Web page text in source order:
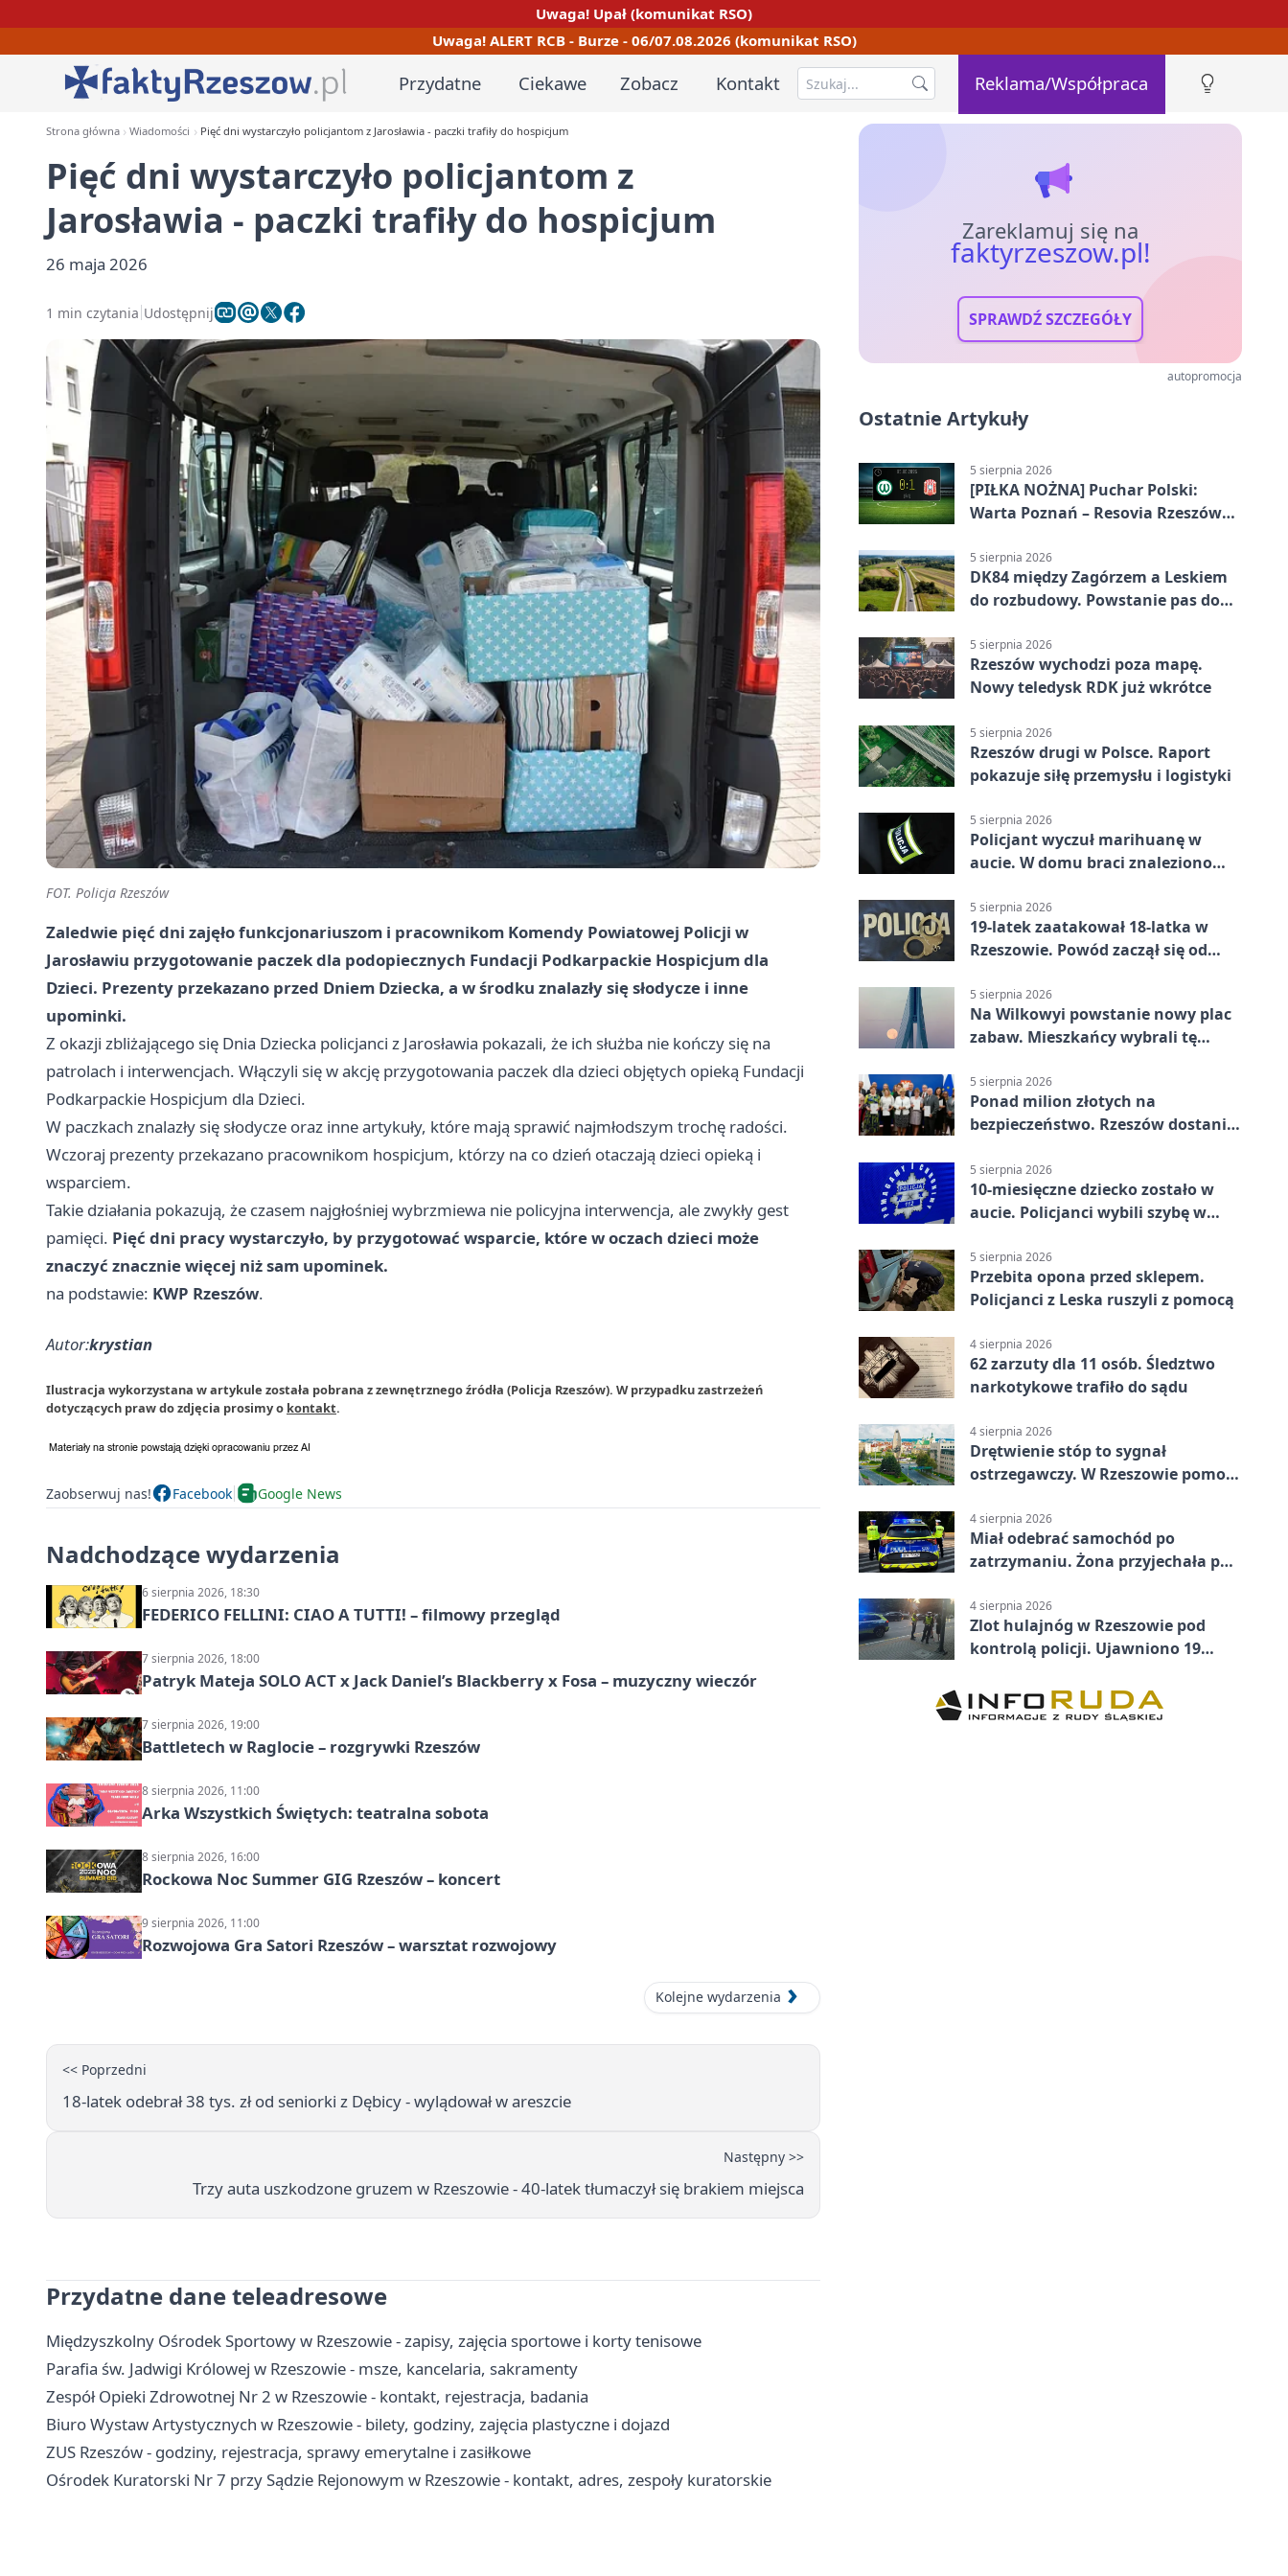
Uwaga! Upał (komunikat RSO)
Uwaga! ALERT RCB - Burze - 06/07.08.2026 (komunikat RSO)
Przydatne Ciekawe Zobacz Kontakt Reklama/Współpraca
Strona główna Wiadomości Pięć dni wystarczyło policjantom z Jarosławia - paczki trafiły do hospicjum
Pięć dni wystarczyło policjantom z
Jarosławia - paczki trafiły do hospicjum
26 maja 2026
1 min czytania Udostępnij
FOT. Policja Rzeszów
Zaledwie pięć dni zajęło funkcjonariuszom i pracownikom Komendy Powiatowej Policji w
Jarosławiu przygotowanie paczek dla podopiecznych Fundacji Podkarpackie Hospicjum dla
Dzieci. Prezenty przekazano przed Dniem Dziecka, a w środku znalazły się słodycze i inne
upominki.
Z okazji zbliżającego się Dnia Dziecka policjanci z Jarosławia pokazali, że ich służba nie kończy się na
patrolach i interwencjach. Włączyli się w akcję przygotowania paczek dla dzieci objętych opieką Fundacji
Podkarpackie Hospicjum dla Dzieci.
W paczkach znalazły się słodycze oraz inne artykuły, które mają sprawić najmłodszym trochę radości.
Wczoraj prezenty przekazano pracownikom hospicjum, którzy na co dzień otaczają dzieci opieką i
wsparciem.
Takie działania pokazują, że czasem najgłośniej wybrzmiewa nie policyjna interwencja, ale zwykły gest
pamięci. Pięć dni pracy wystarczyło, by przygotować wsparcie, które w oczach dzieci może
znaczyć znacznie więcej niż sam upominek.
na podstawie: KWP Rzeszów.
Autor:krystian
Ilustracja wykorzystana w artykule została pobrana z zewnętrznego źródła (Policja Rzeszów). W przypadku zastrzeżeń
dotyczących praw do zdjęcia prosimy o kontakt.
Zaobserwuj nas! Facebook Google News
Nadchodzące wydarzenia
6 sierpnia 2026, 18:30
FEDERICO FELLINI: CIAO A TUTTI! – filmowy przegląd
7 sierpnia 2026, 18:00
Patryk Mateja SOLO ACT x Jack Daniel’s Blackberry x Fosa – muzyczny wieczór
7 sierpnia 2026, 19:00
Battletech w Raglocie – rozgrywki Rzeszów
8 sierpnia 2026, 11:00
Arka Wszystkich Świętych: teatralna sobota
8 sierpnia 2026, 16:00
Rockowa Noc Summer GIG Rzeszów – koncert
9 sierpnia 2026, 11:00
Rozwojowa Gra Satori Rzeszów – warsztat rozwojowy
Kolejne wydarzenia
<< Poprzedni
18-latek odebrał 38 tys. zł od seniorki z Dębicy - wylądował w areszcie
Następny >>
Trzy auta uszkodzone gruzem w Rzeszowie - 40-latek tłumaczył się brakiem miejsca
Przydatne dane teleadresowe
Międzyszkolny Ośrodek Sportowy w Rzeszowie - zapisy, zajęcia sportowe i korty tenisowe
Parafia św. Jadwigi Królowej w Rzeszowie - msze, kancelaria, sakramenty
Zespół Opieki Zdrowotnej Nr 2 w Rzeszowie - kontakt, rejestracja, badania
Biuro Wystaw Artystycznych w Rzeszowie - bilety, godziny, zajęcia plastyczne i dojazd
ZUS Rzeszów - godziny, rejestracja, sprawy emerytalne i zasiłkowe
Ośrodek Kuratorski Nr 7 przy Sądzie Rejonowym w Rzeszowie - kontakt, adres, zespoły kuratorskie
Zareklamuj się na
faktyrzeszow.pl!
SPRAWDŹ SZCZEGÓŁY
autopromocja
Ostatnie Artykuły
5 sierpnia 2026
[PIŁKA NOŻNA] Puchar Polski:
Warta Poznań – Resovia Rzeszów
pierwszoligowca
5 sierpnia 2026
DK84 między Zagórzem a Leskiem
do rozbudowy. Powstanie pas do
5 sierpnia 2026
Rzeszów wychodzi poza mapę.
Nowy teledysk RDK już wkrótce
5 sierpnia 2026
Rzeszów drugi w Polsce. Raport
pokazuje siłę przemysłu i logistyki
5 sierpnia 2026
Policjant wyczuł marihuanę w
aucie. W domu braci znaleziono
5 sierpnia 2026
19-latek zaatakował 18-latka w
Rzeszowie. Powód zaczął się od
5 sierpnia 2026
Na Wilkowyi powstanie nowy plac
zabaw. Mieszkańcy wybrali tę
5 sierpnia 2026
Ponad milion złotych na
bezpieczeństwo. Rzeszów dostanie
5 sierpnia 2026
10-miesięczne dziecko zostało w
aucie. Policjanci wybili szybę w
5 sierpnia 2026
Przebita opona przed sklepem.
Policjanci z Leska ruszyli z pomocą
4 sierpnia 2026
62 zarzuty dla 11 osób. Śledztwo
narkotykowe trafiło do sądu
4 sierpnia 2026
Drętwienie stóp to sygnał
ostrzegawczy. W Rzeszowie pomoże
4 sierpnia 2026
Miał odebrać samochód po
zatrzymaniu. Żona przyjechała po
4 sierpnia 2026
Zlot hulajnóg w Rzeszowie pod
kontrolą policji. Ujawniono 19